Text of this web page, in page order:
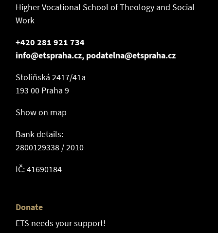
Higher Vocational School of Theology and Social
Work
+420 281 921 734
info@etspraha.cz, podatelna@etspraha.cz
Stoliňská 2417/41a
193 00 Praha 9
Show on map
Bank details:
2800129338 / 2010
IČ: 41690184
Donate
ETS needs your support!